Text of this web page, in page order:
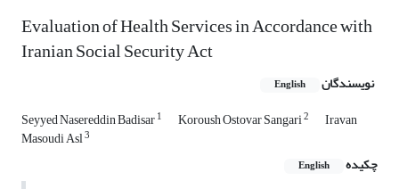
Evaluation of Health Services in Accordance with
Iranian Social Security Act
نویسندگان English
Seyyed Nasereddin Badisar1 Koroush Ostovar Sangari2 Iravan
Masoudi Asl3
چکیده English